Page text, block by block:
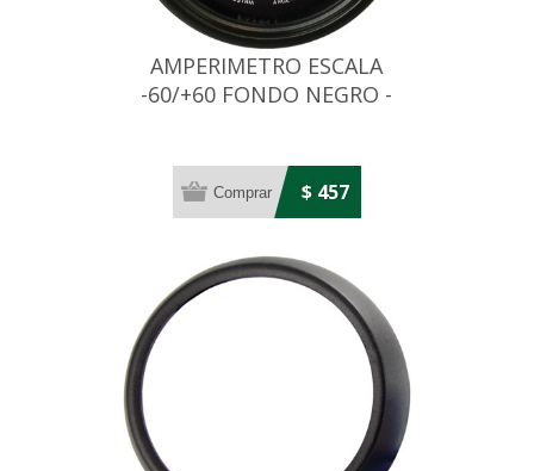
AMPERIMETRO ESCALA
-60/+60 FONDO NEGRO -
$ 457